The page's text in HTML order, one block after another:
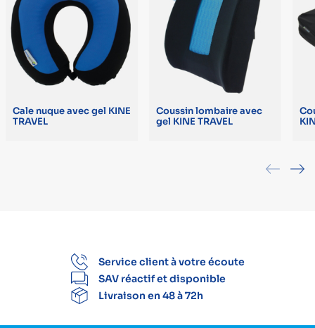
Cale nuque avec gel KINE
TRAVEL
Coussin lombaire avec
gel KINE TRAVEL
Service client à votre écoute
SAV réactif et disponible
Livraison en 48 à 72h